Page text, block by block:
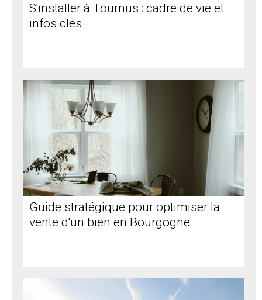
S'installer à Tournus : cadre de vie et
infos clés
Guide stratégique pour optimiser la
vente d'un bien en Bourgogne